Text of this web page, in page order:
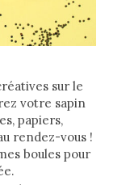
sur le
votre sapin
papiers,
rendez-vous !
boules pour